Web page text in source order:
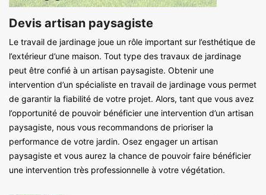
Devis artisan paysagiste
Le travail de jardinage joue un rôle important sur l’esthétique de
l’extérieur d’une maison. Tout type des travaux de jardinage
peut être confié à un artisan paysagiste. Obtenir une
intervention d’un spécialiste en travail de jardinage vous permet
de garantir la fiabilité de votre projet. Alors, tant que vous avez
l’opportunité de pouvoir bénéficier une intervention d’un artisan
paysagiste, nous vous recommandons de prioriser la
performance de votre jardin. Osez engager un artisan
paysagiste et vous aurez la chance de pouvoir faire bénéficier
une intervention très professionnelle à votre végétation.